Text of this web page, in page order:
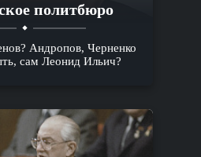
политбюро
Андропов, Черненко
сам Леонид Ильич?